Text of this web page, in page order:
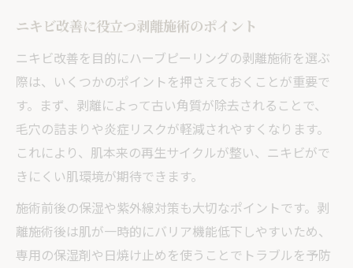
ニキビ改善に役立つ剥離施術のポイント
ニキビ改善を目的にハーブピーリングの剥離施術を選ぶ
際は、いくつかのポイントを押さえておくことが重要で
す。まず、剥離によって古い角質が除去されることで、
毛穴の詰まりや炎症リスクが軽減されやすくなります。
これにより、肌本来の再生サイクルが整い、ニキビがで
きにくい肌環境が期待できます。
施術前後の保湿や紫外線対策も大切なポイントです。剥
離施術後は肌が一時的にバリア機能低下しやすいため、
専用の保湿剤や日焼け止めを使うことでトラブルを予防